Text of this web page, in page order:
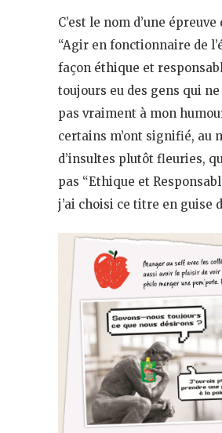
C’est le nom d’une épreuve
“Agir en fonctionnaire de
façon éthique et
toujours eu des gens qui
pas vraiment à mon
certains m’ont signifié, au
d’insultes plutôt fleuries,
pas “Ethique et
j’ai choisi ce titre en guise